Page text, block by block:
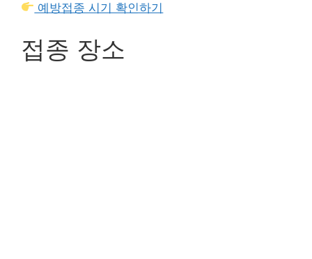
예방접종 시기 확인하기
접종 장소